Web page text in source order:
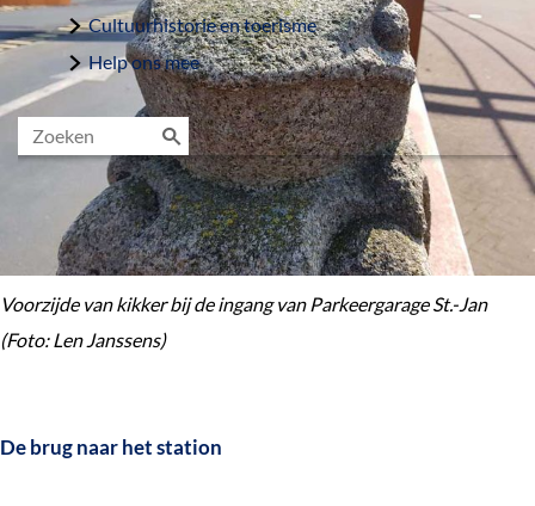
Cultuurhistorie en toerisme
Help ons mee
Z
o
e
k
e
Voorzijde van kikker bij de ingang van Parkeergarage St.-Jan
(Foto: Len Janssens)
De brug naar het station